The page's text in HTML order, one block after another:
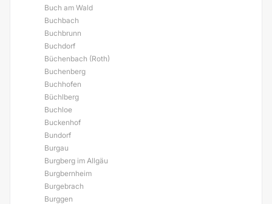
Buch am Wald
Buchbach
Buchbrunn
Buchdorf
Büchenbach (Roth)
Buchenberg
Buchhofen
Büchlberg
Buchloe
Buckenhof
Bundorf
Burgau
Burgberg im Allgäu
Burgbernheim
Burgebrach
Burggen